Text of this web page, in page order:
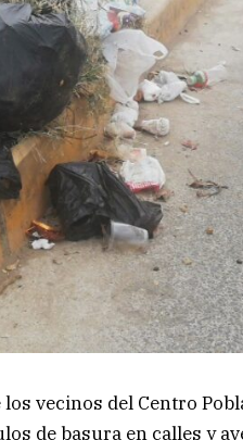
vecinos del Centro
de basura en calles y